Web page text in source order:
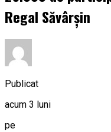
Regal Săvârșin
Publicat
acum 3 luni
pe